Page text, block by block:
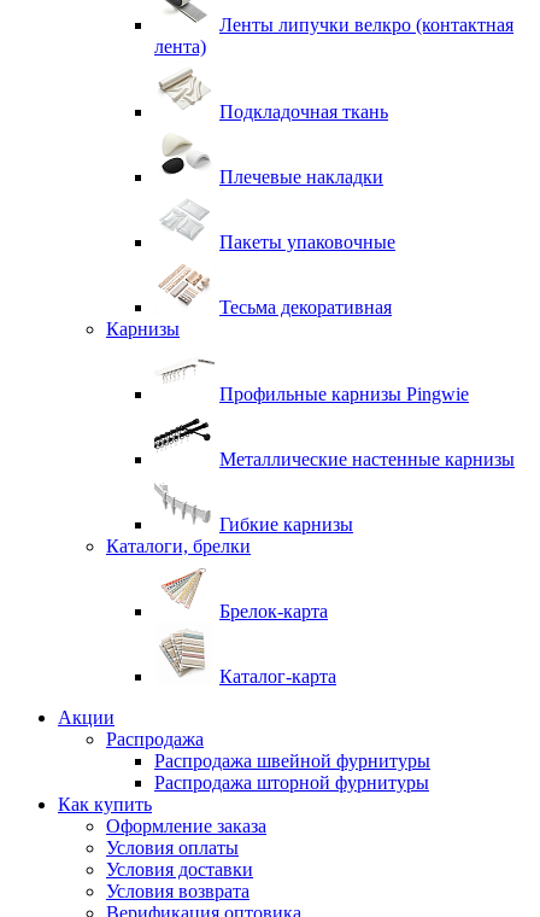
Ленты липучки велкро (контактная
лента)
Подкладочная ткань
Плечевые накладки
Пакеты упаковочные
Тесьма декоративная
Карнизы
Профильные карнизы Pingwie
Металлические настенные карнизы
Гибкие карнизы
Каталоги, брелки
Брелок-карта
Каталог-карта
Акции
Распродажа
Распродажа швейной фурнитуры
Распродажа шторной фурнитуры
Как купить
Оформление заказа
Условия оплаты
Условия доставки
Условия возврата
Верификация оптовика